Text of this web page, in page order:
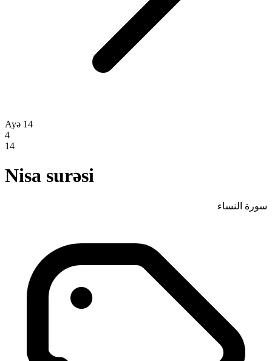
Ayə 14
4
14
Nisa surəsi
سورة النساء